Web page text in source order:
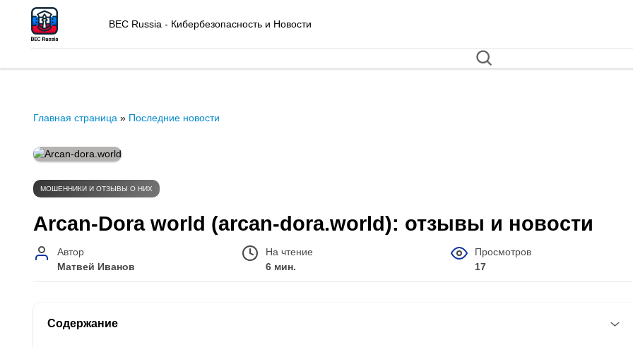
BEC Russia - Кибербезопасность и Новости
Главная страница » Последние новости
МОШЕННИКИ И ОТЗЫВЫ О НИХ
Arcan-Dora world (arcan-dora.world): отзывы и новости
Автор
Матвей Иванов
На чтение
6 мин.
Просмотров
17
Содержание